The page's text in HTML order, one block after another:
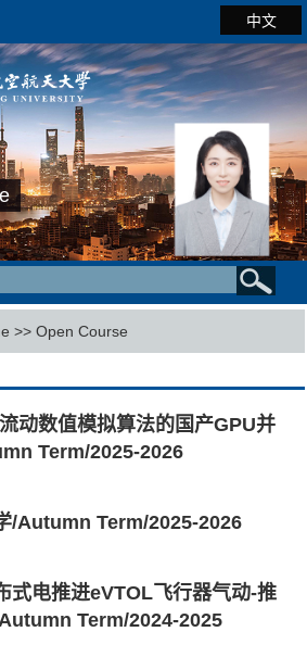
中文
>>Open Course
动数值模拟算法的国产GPU并
Term/2025-2026
/Autumn Term/2025-2026
电推进eVTOL飞行器气动-推
Term/2024-2025